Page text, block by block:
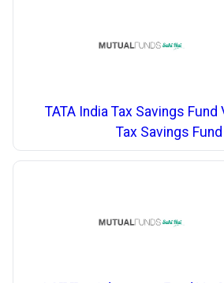
TATA India Tax Savings Fund
Tax Savings Fund